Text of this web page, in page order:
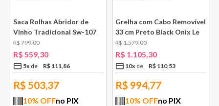
Saca Rolhas Abridor de
Vinho Tradicional Sw-107
Ply Le Creuset
R$799,00
R$ 559,30
5x R$ 111,86
R$ 503,37
10% OFFno PIX
Grelha com Cabo Removível
33 cm Preto Black Onix Le
Creuset
R$1.579,00
R$ 1.105,30
10x R$ 110,53
R$ 994,77
10% OFFno PIX